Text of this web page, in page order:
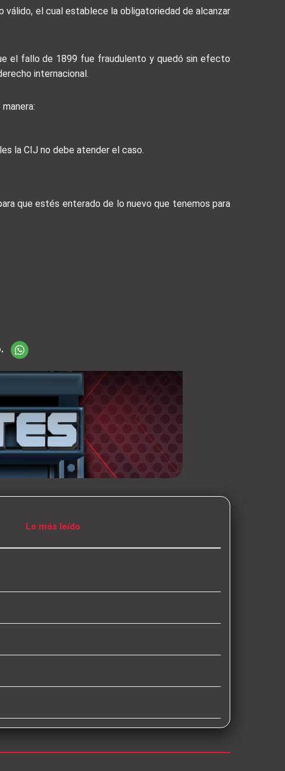
válido, el cual establece la obligatoriedad de alcanzar
el fallo de 1899 fue fraudulento y quedó sin efecto
internacional.
la CIJ no debe atender el caso.
que estés enterado de lo nuevo que tenemos para
Lo más leído